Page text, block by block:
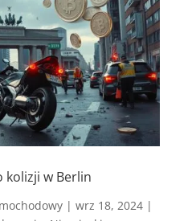
kolizji w Berlin
| wrz 18, 2024|